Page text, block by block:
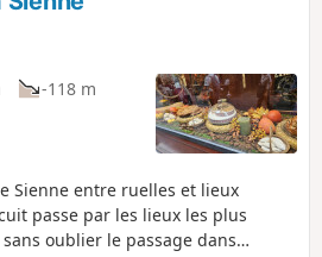
-118 m
Sienne entre ruelles et lieux
passe par les lieux les plus
oublier le passage dans